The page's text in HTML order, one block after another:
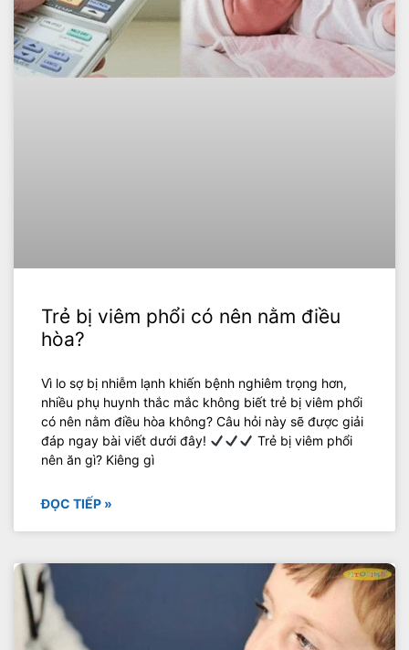
Trẻ bị viêm phổi có nên nằm điều
hòa?
Vì lo sợ bị nhiễm lạnh khiến bệnh nghiêm trọng hơn,
nhiều phụ huynh thắc mắc không biết trẻ bị viêm phổi
có nên nằm điều hòa không? Câu hỏi này sẽ được giải
đáp ngay bài viết dưới đây!
Trẻ bị viêm phổi
nên ăn gì? Kiêng gì
ĐỌC TIẾP »